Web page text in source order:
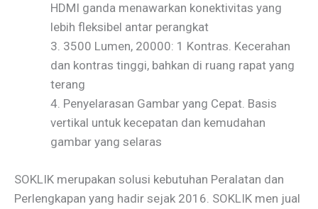
HDMI ganda menawarkan konektivitas yang
lebih fleksibel antar perangkat
3. 3500 Lumen, 20000: 1 Kontras. Kecerahan
dan kontras tinggi, bahkan di ruang rapat yang
terang
4. Penyelarasan Gambar yang Cepat. Basis
vertikal untuk kecepatan dan kemudahan
gambar yang selaras
SOKLIK merupakan solusi kebutuhan Peralatan dan
Perlengkapan yang hadir sejak 2016. SOKLIK men jual